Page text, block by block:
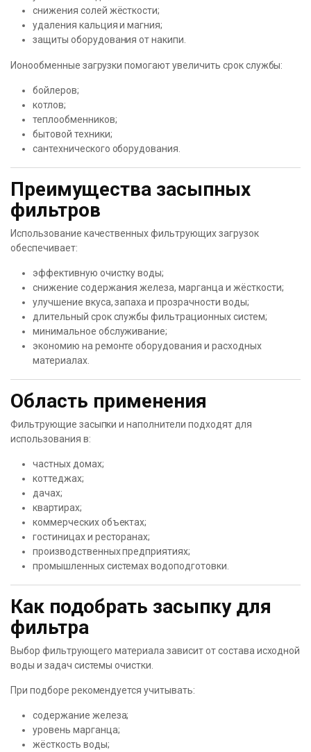
снижения солей жёсткости;
удаления кальция и магния;
защиты оборудования от накипи.
Ионообменные загрузки помогают увеличить срок службы:
бойлеров;
котлов;
теплообменников;
бытовой техники;
сантехнического оборудования.
Преимущества засыпных
фильтров
Использование качественных фильтрующих загрузок
обеспечивает:
эффективную очистку воды;
снижение содержания железа, марганца и жёсткости;
улучшение вкуса, запаха и прозрачности воды;
длительный срок службы фильтрационных систем;
минимальное обслуживание;
экономию на ремонте оборудования и расходных
материалах.
Область применения
Фильтрующие засыпки и наполнители подходят для
использования в:
частных домах;
коттеджах;
дачах;
квартирах;
коммерческих объектах;
гостиницах и ресторанах;
производственных предприятиях;
промышленных системах водоподготовки.
Как подобрать засыпку для
фильтра
Выбор фильтрующего материала зависит от состава исходной
воды и задач системы очистки.
При подборе рекомендуется учитывать:
содержание железа;
уровень марганца;
жёсткость воды;